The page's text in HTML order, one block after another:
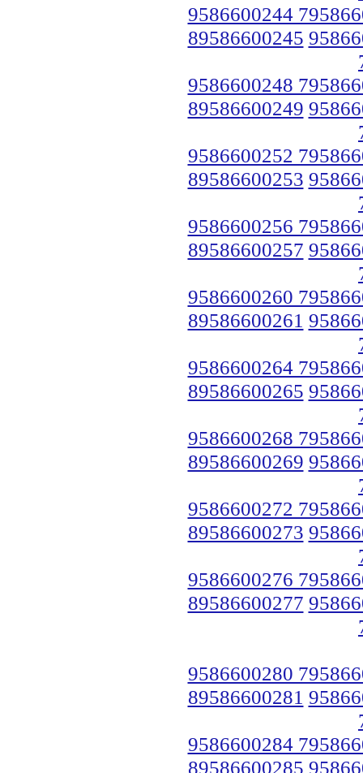
9586600244
89586600245
9586600248
89586600249
9586600252
89586600253
9586600256
89586600257
9586600260
89586600261
9586600264
89586600265
9586600268
89586600269
9586600272
89586600273
9586600276
89586600277
9586600280
89586600281
9586600284
89586600285